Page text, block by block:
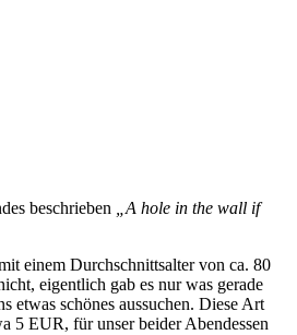
beschrieben „A hole in the wall if
einem Durchschnittsalter von ca. 80
eigentlich gab es nur was gerade
schönes aussuchen. Diese Art
5 EUR, für unser beider Abendessen